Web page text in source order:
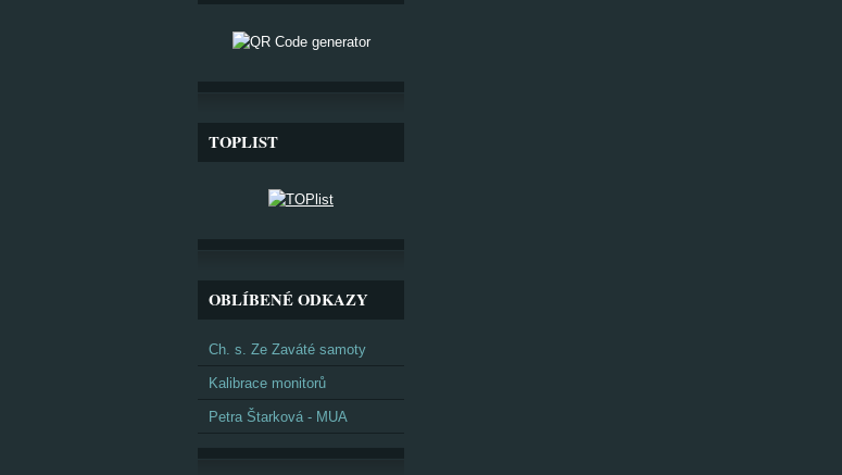
TOPLIST
OBLÍBENÉ ODKAZY
Ch. s. Ze Zaváté samoty
Kalibrace monitorů
Petra Štarková - MUA